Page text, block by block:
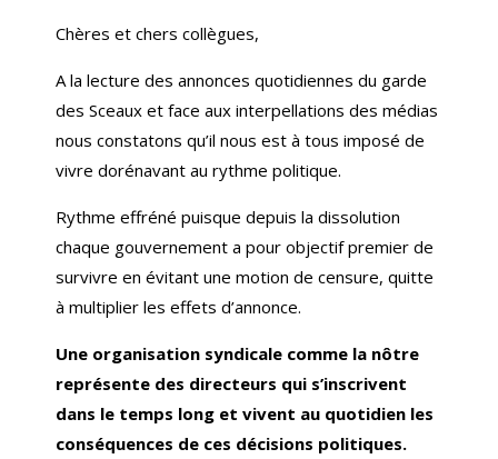
Chères et chers collègues,
A la lecture des annonces quotidiennes du garde
des Sceaux et face aux interpellations des médias
nous constatons qu’il nous est à tous imposé de
vivre dorénavant au rythme politique.
Rythme effréné puisque depuis la dissolution
chaque gouvernement a pour objectif premier de
survivre en évitant une motion de censure, quitte
à multiplier les effets d’annonce.
Une organisation syndicale comme la nôtre
représente des directeurs qui s’inscrivent
dans le temps long et vivent au quotidien les
conséquences de ces décisions politiques.